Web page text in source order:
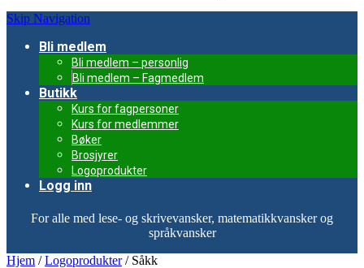
Skip Navigation
Bli medlem
Bli medlem – personlig
Bli medlem – Fagmedlem
Butikk
Kurs for fagpersoner
Kurs for medlemmer
Bøker
Brosjyrer
Logoprodukter
Logg inn
For alle med lese- og skrivevansker, matematikkvansker og
språkvansker
Hjem /Logoprodukter/ Såkk